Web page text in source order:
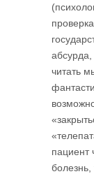
абсурда,
читать
пациент
болезнь,